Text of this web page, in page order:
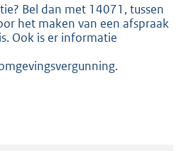
Bel dan met 14071, tussen
het maken van een afspraak
Ook is er informatie